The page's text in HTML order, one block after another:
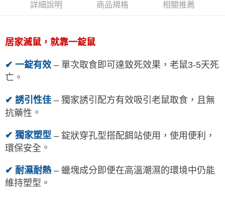
時審查核予不同之上限額度；若仍有額度不足之情形，本公司將視審查結果
詳細說明 商品規格 相關推薦
居家滅鼠， 就靠一錠鼠
✔ 一錠有效 – 單次取食即可達致死效果，老鼠3-5天死
亡。
✔ 誘引性佳 – 獨家誘引配方有效吸引老鼠取食，且無
抗藥性 。
✔ 獨家塑型 – 錠狀穿孔型搭配餌站使用，使用便利，
環保安全 。
✔ 耐濕耐熱 – 蠟塊成分即便在高溫潮濕的環境中仍能
維持塑型 。